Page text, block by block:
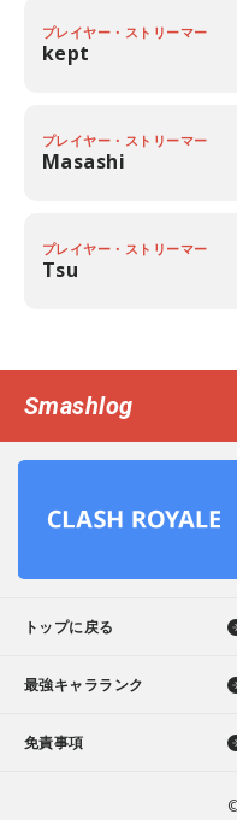
プレイヤー・ストリーマー
kept
プレイヤー・ストリーマー
Masashi
プレイヤー・ストリーマー
Tsu
Smashlog
トップに戻る
最強キャラランク
免責事項